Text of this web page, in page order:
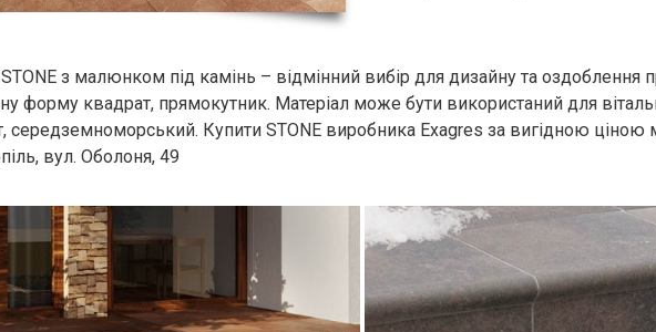
з малюнком під камінь – відмінний вибір для дизайну та оздоблення
форму квадрат, прямокутник. Матеріал може бути використаний для
середземноморський. Купити STONE виробника Exagres за вигідною ціною
вул. Оболоня, 49